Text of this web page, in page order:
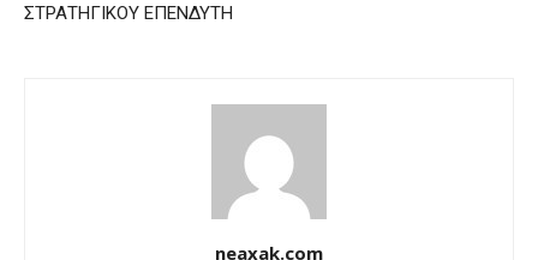
ΣΤΡΑΤΗΓΙΚΟΥ ΕΠΕΝΔΥΤΗ
neaxak.com